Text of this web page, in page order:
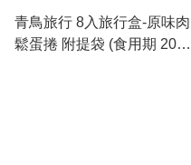
青鳥旅行 8入旅行盒-原味肉
鬆蛋捲 附提袋 (食用期 2026-